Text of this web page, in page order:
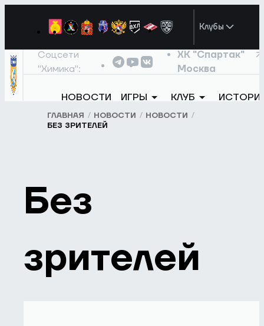
Клубы
Соцсети
"Химика":
ХК "Спартак"
Москва
НОВОСТИ ИГРЫ КЛУБ
ГЛАВНАЯ НОВОСТИ
НОВОСТИ
БЕЗ ЗРИТЕЛЕЙ
Без
зрителей